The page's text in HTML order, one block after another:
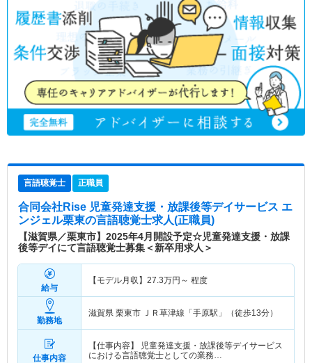
言語聴覚士 正職員
合同会社Rise 児童発達支援・放課後等デイサービス エ
ンジェル栗東の言語聴覚士求人(正職員)
【滋賀県／栗東市】2025年4月開設予定☆児童発達支援・放課
後等デイにて言語聴覚士募集＜新卒用求人＞
給与
【モデル月収】 27.3万円～ 程度
勤務地
滋賀県 栗東市 ＪＲ草津線「手原駅」（徒歩13分）
仕事内容
【仕事内容】 児童発達支援・放課後等デイサービス
における言語聴覚士としての業務…